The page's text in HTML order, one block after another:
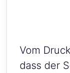
Vom
dass der